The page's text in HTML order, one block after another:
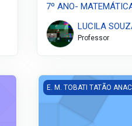
7º ANO-
LUCILA
Professor
6º ANO - INGLÊS
E. M. TOBATI TATÃO